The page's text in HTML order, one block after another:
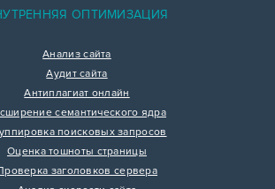
ОПТИМИЗАЦИЯ
Анализ сайта
Аудит сайта
Антиплагиат онлайн
семантического ядра
поисковых запросов
Оценка тошноты страницы
заголовков сервера